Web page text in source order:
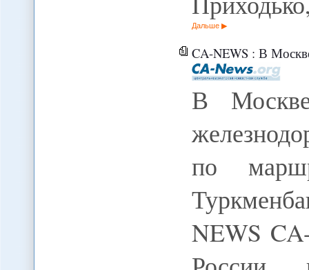
Дальше
CA-NEWS : В Москве подписано
В
по
NEWS